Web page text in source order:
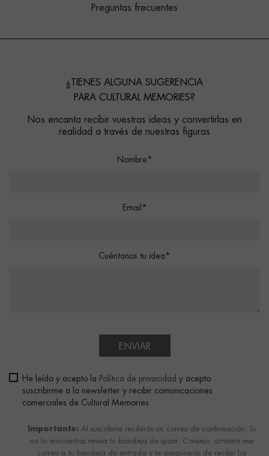
Preguntas frecuentes
¿TIENES ALGUNA SUGERENCIA
PARA CULTURAL MEMORIES?
Nos encanta recibir vuestras ideas y convertirlas en
realidad a través de nuestras figuras
Nombre*
Email*
Cuéntanos tu idea*
ENVIAR
He leído y acepto la Política de privacidad y acepto
suscribirme a la newsletter y recibir comunicaciones
comerciales de Cultural Memories
Importante: Al suscribirte recibirás un correo de confirmación. Si
no lo encuentras revisa tu bandeja de spam. Consejo: arrastra ese
correo a tu bandeja de entrada y te asegurarás de recibir los